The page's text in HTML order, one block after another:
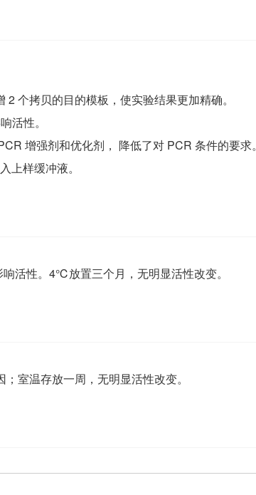
个拷贝的目的模板，使实验结果更加精确。
活性。
增强剂和优化剂， 降低了对 PCR 条件的要求。
上样缓冲液。
活性。4℃放置三个月，无明显活性改变。
室温存放一周，无明显活性改变。